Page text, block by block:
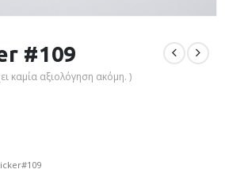
#109
καμία αξιολόγηση ακόμη. )